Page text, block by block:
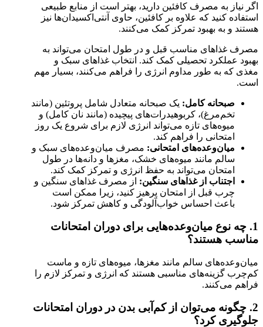
اگر نیاز به مصرف کافئین دارید، بهتر است از منابع طبیعی
استفاده کنید که علاوه بر کافئین، حاوی آنتی‌اکسیدان‌ها نیز
هستند و به بهبود تمرکز کمک می‌کنند.
مصرف غذاهای مناسب قبل و در طول امتحان می‌تواند به
بهبود عملکرد تحصیلی کمک کند. انتخاب غذاهای سبک و
مغذی که به طور مداوم انرژی را فراهم می‌کنند، بسیار مهم
است.
صبحانه کامل: یک صبحانه متعادل شامل پروتئین (مانند
تخم‌مرغ)، کربوهیدرات‌های پیچیده (مانند نان کامل) و
میوه‌های تازه می‌تواند انرژی لازم برای شروع یک روز
امتحانی را فراهم کند.
میان‌وعده‌های امتحانی: مصرف میان‌وعده‌های سبک و
سالم مانند میوه‌های خشک، مغزها و دانه‌ها در طول
امتحان می‌تواند به حفظ انرژی و تمرکز کمک کند.
اجتناب از غذاهای سنگین: از مصرف غذاهای سنگین و
چرب قبل از امتحان پرهیز کنید، زیرا ممکن است
باعث احساس خواب‌آلودگی و کاهش تمرکز شود.
1. چه نوع میان‌وعده‌هایی برای دوران امتحانات
مناسب هستند؟
میان‌وعده‌های سالم مانند مغزها، میوه‌های تازه و ماست
کم‌چرب گزینه‌های مناسبی هستند که انرژی و تمرکز لازم را
فراهم می‌کنند.
2. چگونه می‌توان از کم‌آبی بدن در دوران امتحانات
جلوگیری کرد؟